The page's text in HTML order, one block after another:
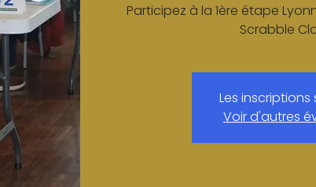
Participez à la 1ère étape
Scrabble
Les
Voir d'autres